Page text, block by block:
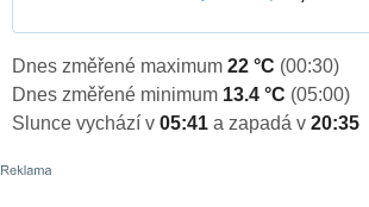
Dnes změřené maximum 22 °C (00:30)
Dnes změřené minimum 13.4 °C (05:00)
Slunce vychází v 05:41 a zapadá v 20:35